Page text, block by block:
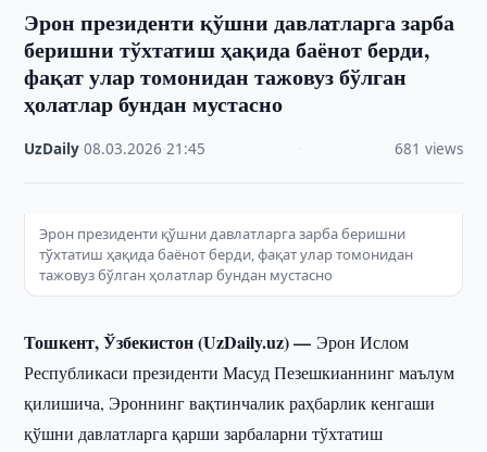
Эрон президенти қўшни давлатларга зарба
беришни тўхтатиш ҳақида баёнот берди,
фақат улар томонидан тажовуз бўлган
ҳолатлар бундан мустасно
UzDaily ·08.03.2026 ·21:45 681 views
Эрон президенти қўшни давлатларга зарба беришни
тўхтатиш ҳақида баёнот берди, фақат улар томонидан
тажовуз бўлган ҳолатлар бундан мустасно
Тошкент, Ўзбекистон (UzDaily.uz) — Эрон Ислом
Республикаси президенти Масуд Пезешкианнинг маълум
қилишича, Эроннинг вақтинчалик раҳбарлик кенгаши
қўшни давлатларга қарши зарбаларни тўхтатиш